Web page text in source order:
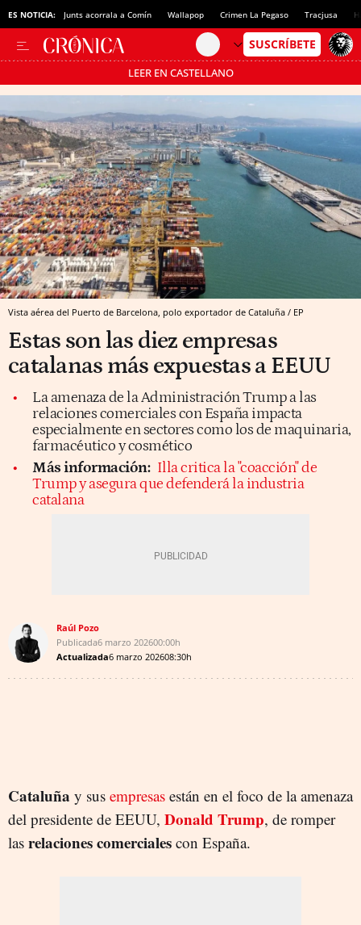
ES NOTICIA: Junts acorrala a Comín Wallapop Crimen La Pegaso Tracjusa
LEER EN CASTELLANO
Pásate al MODO AHORRO
Vista aérea del Puerto de Barcelona, polo exportador de Cataluña / EP
Estas son las diez empresas
catalanas más expuestas a EEUU
La amenaza de la Administración Trump a las
relaciones comerciales con España impacta
especialmente en sectores como los de maquinaria,
farmacéutico y cosmético
Más información: Illa critica la "coacción" de
Trump y asegura que defenderá la industria
catalana
Raúl Pozo
Publicada6 marzo 202600:00h
Actualizada6 marzo 202608:30h
Cataluña y sus empresas están en el foco de la amenaza
del presidente de EEUU, Donald Trump, de romper
las relaciones comerciales con España.